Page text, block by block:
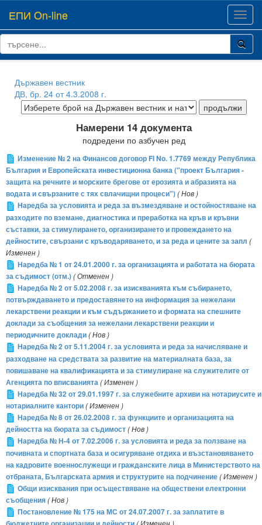
ЕПИ On-line
Държавен вестник
ДВ, бр. 24 от 4.3.2008 г.
Намерени 14 документа
подредени по азбучен ред
Изменение № 2 на Финансов договор FI No. 1.7769 между Република
България и Европейската инвестиционна банка ("проект България -
защита на речните и морските брегове от ерозията и абразията на
водата и свързаните с тях свлачищни процеси")( Нов )
Наредба за условията и реда за възмездяване и остойностяване на
разходите по вземане, диагностика и преработка на кръв и кръвни
съставки, за стимулирането, организирането и провеждането на
дейностите, свързани с кръводаряването, и за реда и цените за запл (
Изменен )
Наредба № 1 от 24.01.2000 г. за организацията и работата на бюрата
за съдимост (отм.)( Отменен )
Наредба № 2 от 5.02.2008 г. за изискванията към събирането,
потвърждаването и предоставянето на информация за нежелани
лекарствени реакции и към съдържанието и формата на спешните
доклади за съобщения за нежелани лекарствени реакции и
периодичните доклади( Нов )
Наредба № 2 от 5.11.2004 г. за условията и реда за начисляване и
разходване на средствата за развитие на материалната база, за
повишаване на квалификацията и за стимулиране на служителите от
Агенцията по вписванията( Изменен )
Наредба № 32 от 29.01.1997 г. за служебните архиви на нотариусите и
нотариалните кантори( Изменен )
Наредба № 8 от 26.02.2008 г. за функциите и организацията на
дейността на бюрата за съдимост( Нов )
Наредба № Н-4 от 7.02.2006 г. за условията и реда за ползване на
почивната и спортната база и осигуряване отдиха и възстановяването
на кадровите военнослужещи и гражданските лица в Министерството на
отбраната, Българската армия и структурите на подчинение( Изменен )
Общи изисквания при осъществяване на обществени електронни
съобщения( Нов )
Постановление № 175 на МС от 24.07.2007 г. за заплатите в